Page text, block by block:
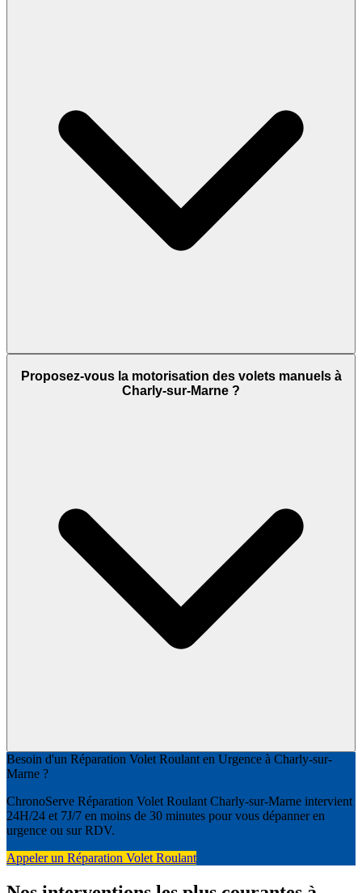
Proposez-vous la motorisation des volets manuels à
Charly-sur-Marne ?
Besoin d'un Réparation Volet Roulant en Urgence à Charly-sur-
Marne ?
ChronoServe Réparation Volet Roulant Charly-sur-Marne intervient
24H/24 et 7J/7 en moins de 30 minutes pour vous dépanner en
urgence ou sur RDV.
Appeler un Réparation Volet Roulant